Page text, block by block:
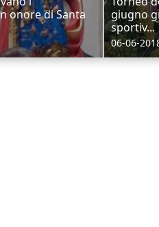
onore di Santa
giugno
sportiv...
06-06-